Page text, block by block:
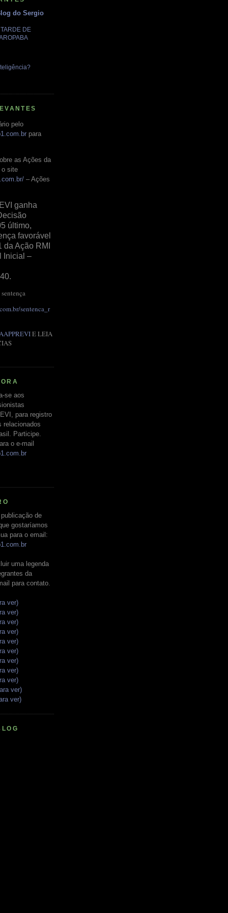
do Sergio
DE
pelo
para
as Ações da
o site
– Ações
ganha
último,
favorável
da Ação RMI
Inicial –
sentenca_r
AAPPREVIE LEIA
se aos
para registro
relacionados
Participe.
o e-mail
de
gostaríamos
para o email:
uma legenda
da
para contato.
ver)
ver)
ver)
ver)
ver)
ver)
ver)
ver)
ver)
ver)
ver)